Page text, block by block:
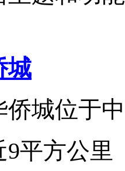
位于中
方公里